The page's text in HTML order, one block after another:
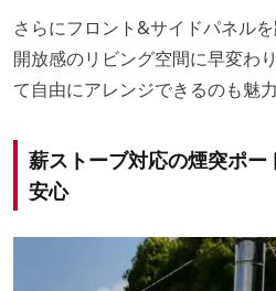
さらにフロント&サイドパネル
開放感のリビング空間に早変わ
て自由にアレンジできるのも魅力
薪ストーブ対応の煙突ポー
安心